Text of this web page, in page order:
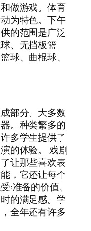
做游戏。体育
为特色。下午
的范围是广泛
、无挡板篮
球、曲棍球、
部分。大多数
。种类繁多的
多学生提供了
的体验。 戏剧
让那些喜欢表
，它还让每个
:准备的价值、
的满足感。学
全年还有许多